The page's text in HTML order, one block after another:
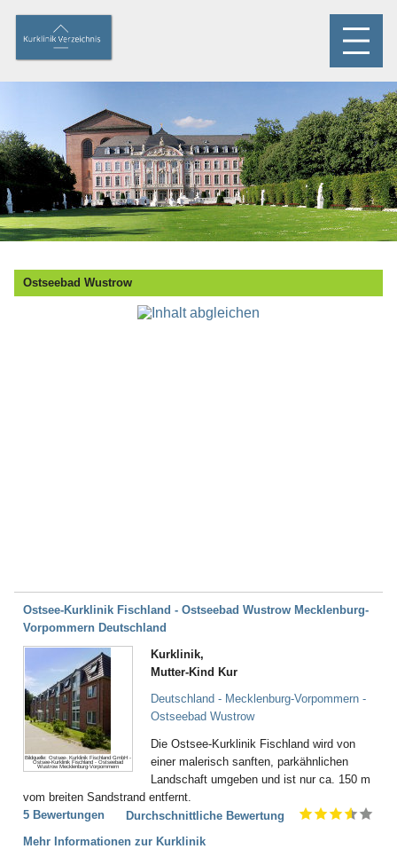
Ostseebad Wustrow
Ostsee-Kurklinik Fischland - Ostseebad Wustrow Mecklenburg-
Vorpommern Deutschland
Bildquelle: Ostsee- Kurklinik Fischland GmbH -
Ostsee-Kurklinik Fischland - Ostseebad
Wustrow Mecklenburg-Vorpommern
Kurklinik,
Mutter-Kind Kur
Deutschland - Mecklenburg-Vorpommern -
Ostseebad Wustrow
Die Ostsee-Kurklinik Fischland wird von
einer malerisch sanften, parkähnlichen
Landschaft umgeben und ist nur ca. 150 m
vom breiten Sandstrand entfernt.
5 Bewertungen
Durchschnittliche Bewertung
Mehr Informationen zur Kurklinik